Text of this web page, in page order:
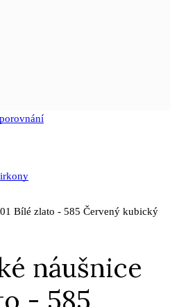
Bílé zlato - 585 Červený kubický
náušnice
- 585